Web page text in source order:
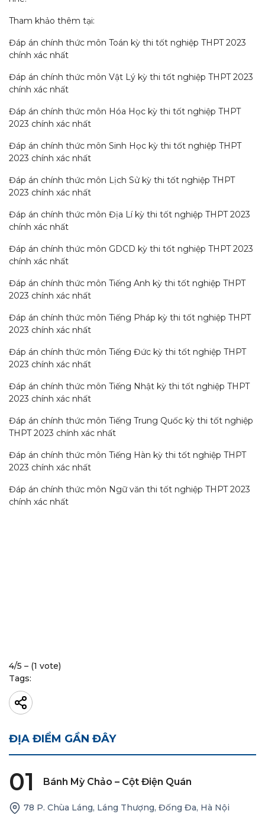
Tham khảo thêm tại:
Đáp án chính thức môn Toán kỳ thi tốt nghiệp THPT 2023
chính xác nhất
Đáp án chính thức môn Vật Lý kỳ thi tốt nghiệp THPT 2023
chính xác nhất
Đáp án chính thức môn Hóa Học kỳ thi tốt nghiệp THPT
2023 chính xác nhất
Đáp án chính thức môn Sinh Học kỳ thi tốt nghiệp THPT
2023 chính xác nhất
Đáp án chính thức môn Lịch Sử kỳ thi tốt nghiệp THPT
2023 chính xác nhất
Đáp án chính thức môn Địa Lí kỳ thi tốt nghiệp THPT 2023
chính xác nhất
Đáp án chính thức môn GDCD kỳ thi tốt nghiệp THPT 2023
chính xác nhất
Đáp án chính thức môn Tiếng Anh kỳ thi tốt nghiệp THPT
2023 chính xác nhất
Đáp án chính thức môn Tiếng Pháp kỳ thi tốt nghiệp THPT
2023 chính xác nhất
Đáp án chính thức môn Tiếng Đức kỳ thi tốt nghiệp THPT
2023 chính xác nhất
Đáp án chính thức môn Tiếng Nhật kỳ thi tốt nghiệp THPT
2023 chính xác nhất
Đáp án chính thức môn Tiếng Trung Quốc kỳ thi tốt nghiệp
THPT 2023 chính xác nhất
Đáp án chính thức môn Tiếng Hàn kỳ thi tốt nghiệp THPT
2023 chính xác nhất
Đáp án chính thức môn Ngữ văn thi tốt nghiệp THPT 2023
chính xác nhất
4/5 – (1 vote)
Tags:
ĐỊA ĐIỂM GẦN ĐÂY
01 Bánh Mỳ Chảo – Cột Điện Quán
78 P. Chùa Láng, Láng Thượng, Đống Đa, Hà Nội